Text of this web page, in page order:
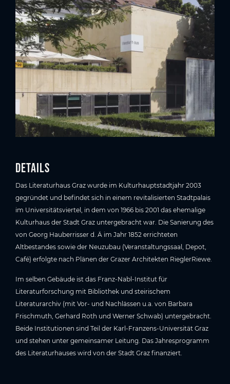
Details
Das Literaturhaus Graz wurde im Kulturhauptstadtjahr 2003
gegründet und befindet sich in einem revitalisierten Stadtpalais
im Universitätsviertel, in dem von 1966 bis 2001 das ehemalige
Kulturhaus der Stadt Graz untergebracht war. Die Sanierung des
von Georg Hauberrisser d. Ä im Jahr 1852 errichteten
Altbestandes sowie der Neuzubau (Veranstaltungssaal, Depot,
Café) erfolgte nach Plänen der Grazer Architekten RieglerRiewe.
Im selben Gebäude ist das Franz-Nabl-Institut für
Literaturforschung mit Bibliothek und steirischem
Literaturarchiv (mit Vor- und Nachlässen u.a. von Barbara
Frischmuth, Gerhard Roth und Werner Schwab) untergebracht.
Beide Institutionen sind Teil der Karl-Franzens-Universität Graz
und stehen unter gemeinsamer Leitung. Das Jahresprogramm
des Literaturhauses wird von der Stadt Graz finanziert.